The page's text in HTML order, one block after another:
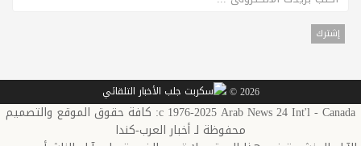
2026 ©
c 1976-2025 Arab News 24 Int'l - Canada: كافة حقوق الموقع والتصميم
محفوظة لـ أخبار العرب-كندا